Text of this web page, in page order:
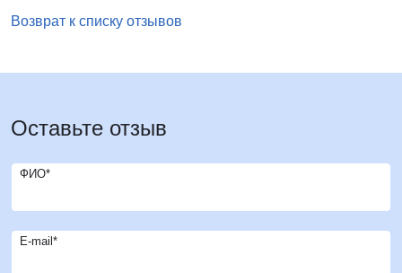
Возврат к списку отзывов
Оставьте отзыв
ФИО*
E-mail*